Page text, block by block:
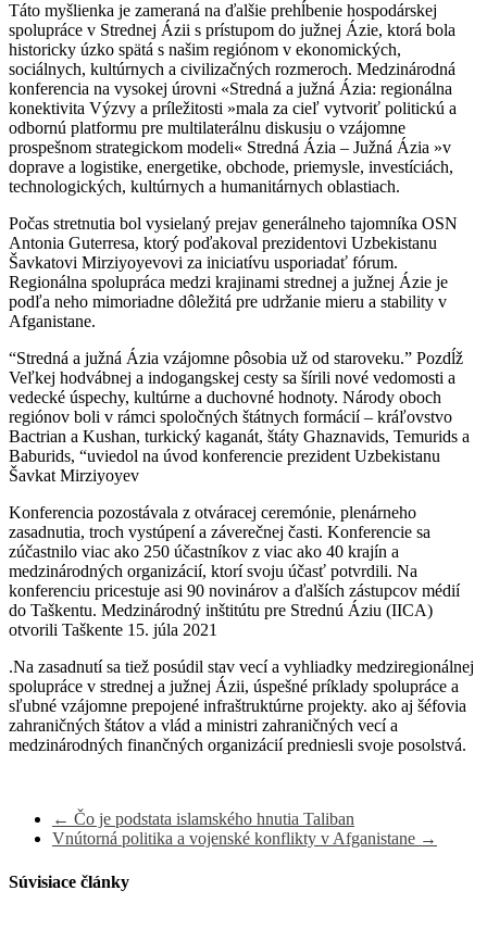
Táto myšlienka je zameraná na ďalšie prehĺbenie hospodárskej
spolupráce v Strednej Ázii s prístupom do južnej Ázie, ktorá bola
historicky úzko spätá s našim regiónom v ekonomických,
sociálnych, kultúrnych a civilizačných rozmeroch. Medzinárodná
konferencia na vysokej úrovni «Stredná a južná Ázia: regionálna
konektivita Výzvy a príležitosti »mala za cieľ vytvoriť politickú a
odbornú platformu pre multilaterálnu diskusiu o vzájomne
prospešnom strategickom modeli« Stredná Ázia – Južná Ázia »v
doprave a logistike, energetike, obchode, priemysle, investíciách,
technologických, kultúrnych a humanitárnych oblastiach.
Počas stretnutia bol vysielaný prejav generálneho tajomníka OSN
Antonia Guterresa, ktorý poďakoval prezidentovi Uzbekistanu
Šavkatovi Mirziyoyevovi za iniciatívu usporiadať fórum.
Regionálna spolupráca medzi krajinami strednej a južnej Ázie je
podľa neho mimoriadne dôležitá pre udržanie mieru a stability v
Afganistane.
“Stredná a južná Ázia vzájomne pôsobia už od staroveku.” Pozdĺž
Veľkej hodvábnej a indogangskej cesty sa šírili nové vedomosti a
vedecké úspechy, kultúrne a duchovné hodnoty. Národy oboch
regiónov boli v rámci spoločných štátnych formácií – kráľovstvo
Bactrian a Kushan, turkický kaganát, štáty Ghaznavids, Temurids a
Baburids, “uviedol na úvod konferencie prezident Uzbekistanu
Šavkat Mirziyoyev
Konferencia pozostávala z otváracej ceremónie, plenárneho
zasadnutia, troch vystúpení a záverečnej časti. Konferencie sa
zúčastnilo viac ako 250 účastníkov z viac ako 40 krajín a
medzinárodných organizácií, ktorí svoju účasť potvrdili. Na
konferenciu pricestuje asi 90 novinárov a ďalších zástupcov médií
do Taškentu. Medzinárodný inštitútu pre Strednú Áziu (IICA)
otvorili Taškente 15. júla 2021
.Na zasadnutí sa tiež posúdil stav vecí a vyhliadky medziregionálnej
spolupráce v strednej a južnej Ázii, úspešné príklady spolupráce a
sľubné vzájomne prepojené infraštruktúrne projekty. ako aj šéfovia
zahraničných štátov a vlád a ministri zahraničných vecí a
medzinárodných finančných organizácií predniesli svoje posolstvá.
← Čo je podstata islamského hnutia Taliban
Vnútorná politika a vojenské konflikty v Afganistane →
Súvisiace články